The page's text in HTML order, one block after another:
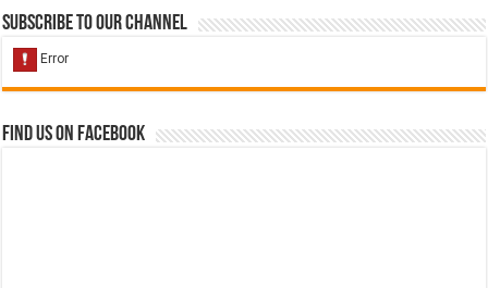
Subscribe to our Channel
Find us on Facebook